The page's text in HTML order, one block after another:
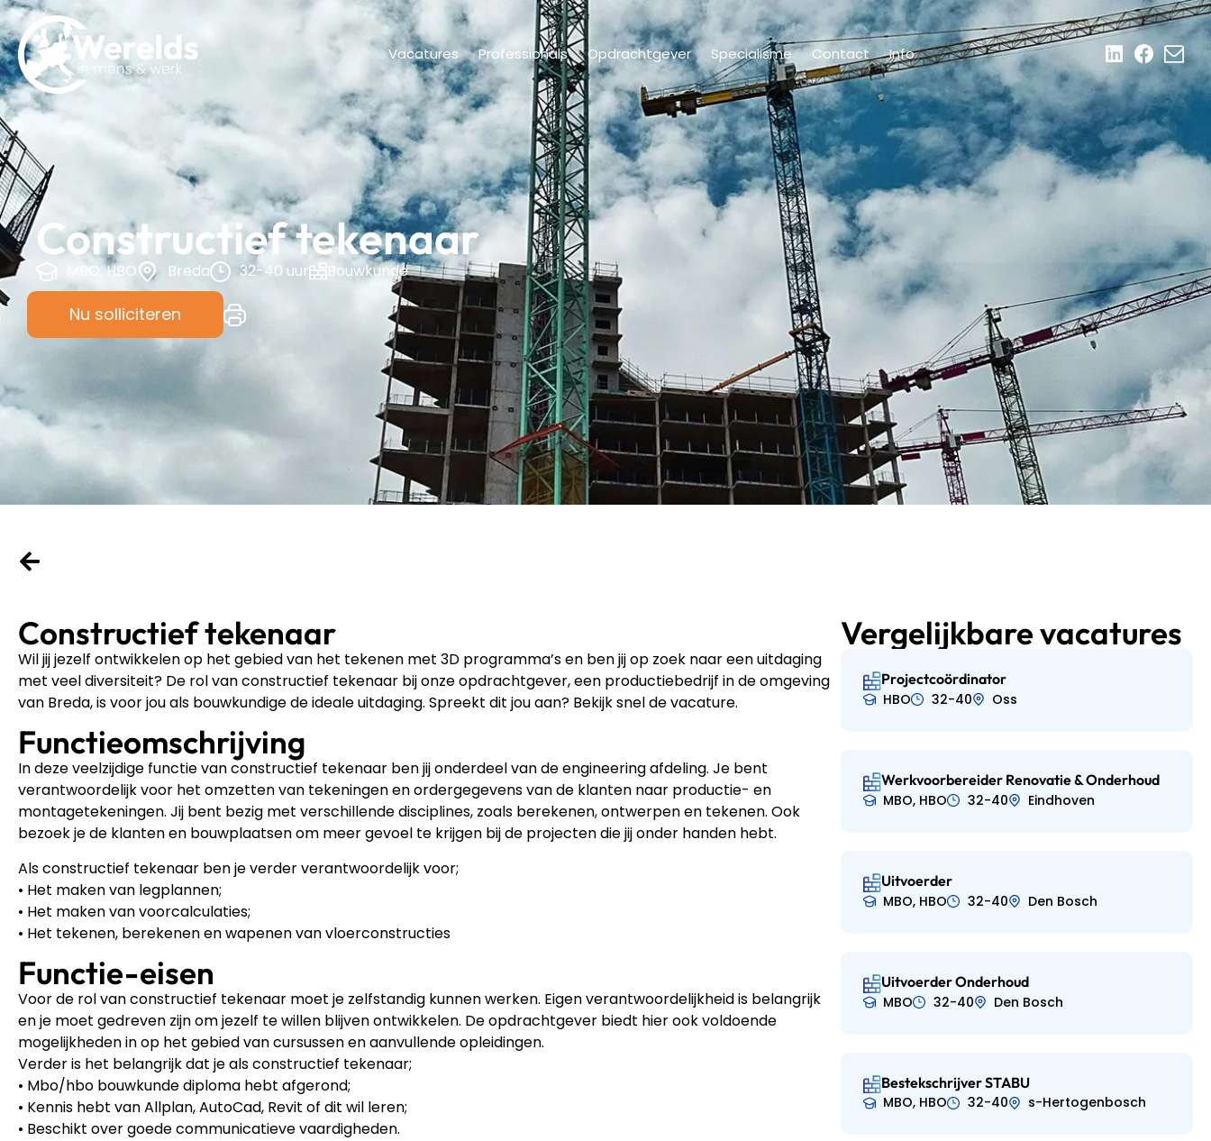
Vacatures Professionals Opdrachtgever Specialisme Contact Info
Constructief tekenaar
MBO, HBO Breda 32-40 uur Bouwkunde
Nu solliciteren
Constructief tekenaar
Wil jij jezelf ontwikkelen op het gebied van het tekenen met 3D programma’s en ben jij op zoek naar een uitdaging
met veel diversiteit? De rol van constructief tekenaar bij onze opdrachtgever, een productiebedrijf in de omgeving
van Breda, is voor jou als bouwkundige de ideale uitdaging. Spreekt dit jou aan? Bekijk snel de vacature.
Functieomschrijving
In deze veelzijdige functie van constructief tekenaar ben jij onderdeel van de engineering afdeling. Je bent
verantwoordelijk voor het omzetten van tekeningen en ordergegevens van de klanten naar productie- en
montagetekeningen. Jij bent bezig met verschillende disciplines, zoals berekenen, ontwerpen en tekenen. Ook
bezoek je de klanten en bouwplaatsen om meer gevoel te krijgen bij de projecten die jij onder handen hebt.
Als constructief tekenaar ben je verder verantwoordelijk voor;
• Het maken van legplannen;
• Het maken van voorcalculaties;
• Het tekenen, berekenen en wapenen van vloerconstructies
Functie-eisen
Voor de rol van constructief tekenaar moet je zelfstandig kunnen werken. Eigen verantwoordelijkheid is belangrijk
en je moet gedreven zijn om jezelf te willen blijven ontwikkelen. De opdrachtgever biedt hier ook voldoende
mogelijkheden in op het gebied van cursussen en aanvullende opleidingen.
Verder is het belangrijk dat je als constructief tekenaar;
• Mbo/hbo bouwkunde diploma hebt afgerond;
• Kennis hebt van Allplan, AutoCad, Revit of dit wil leren;
• Beschikt over goede communicatieve vaardigheden.
Vergelijkbare vacatures
Projectcoördinator
HBO
32-40 Oss
Werkvoorbereider Renovatie & Onderhoud
MBO, HBO
32-40 Eindhoven
Uitvoerder
MBO, HBO
32-40 Den Bosch
Uitvoerder Onderhoud
MBO
32-40 Den Bosch
Bestekschrijver STABU
MBO, HBO
32-40 s-Hertogenbosch